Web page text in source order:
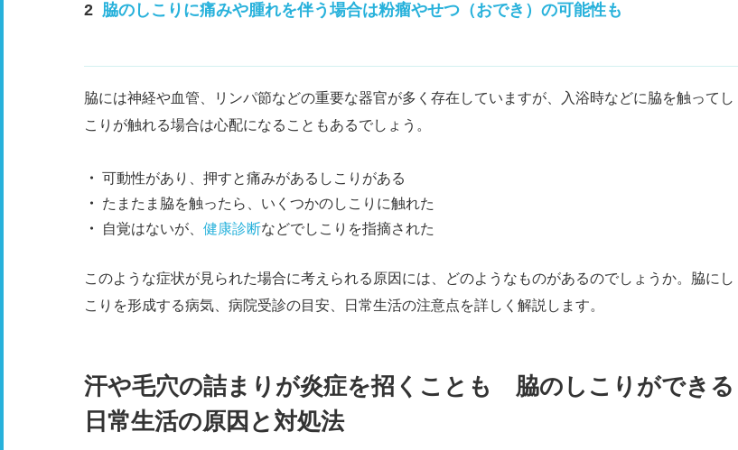
脇のしこりに痛みや腫れを伴う場合は粉瘤やせつ（おでき）の可能性も
脇には神経や血管、リンパ節などの重要な器官が多く存在していますが、入浴時などに脇を触ってし
こりが触れる場合は心配になることもあるでしょう。
可動性があり、押すと痛みがあるしこりがある
たまたま脇を触ったら、いくつかのしこりに触れた
自覚はないが、 健康診断などでしこりを指摘された
このような症状が見られた場合に考えられる原因には、どのようなものがあるのでしょうか。脇にし
こりを形成する病気、病院受診の目安、日常生活の注意点を詳しく解説します。
汗や毛穴の詰まりが炎症を招くことも 脇のしこりができる
日常生活の原因と対処法